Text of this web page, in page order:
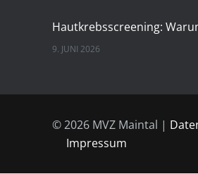
9. JUNI 2026
© 2026 MVZ Maintal |
Impressum